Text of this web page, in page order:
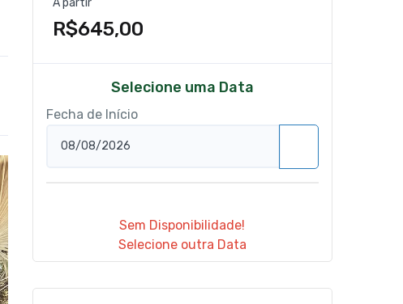
A partir
R$645,00
Selecione uma Data
Fecha de Início
Sem Disponibilidade!
Selecione outra Data